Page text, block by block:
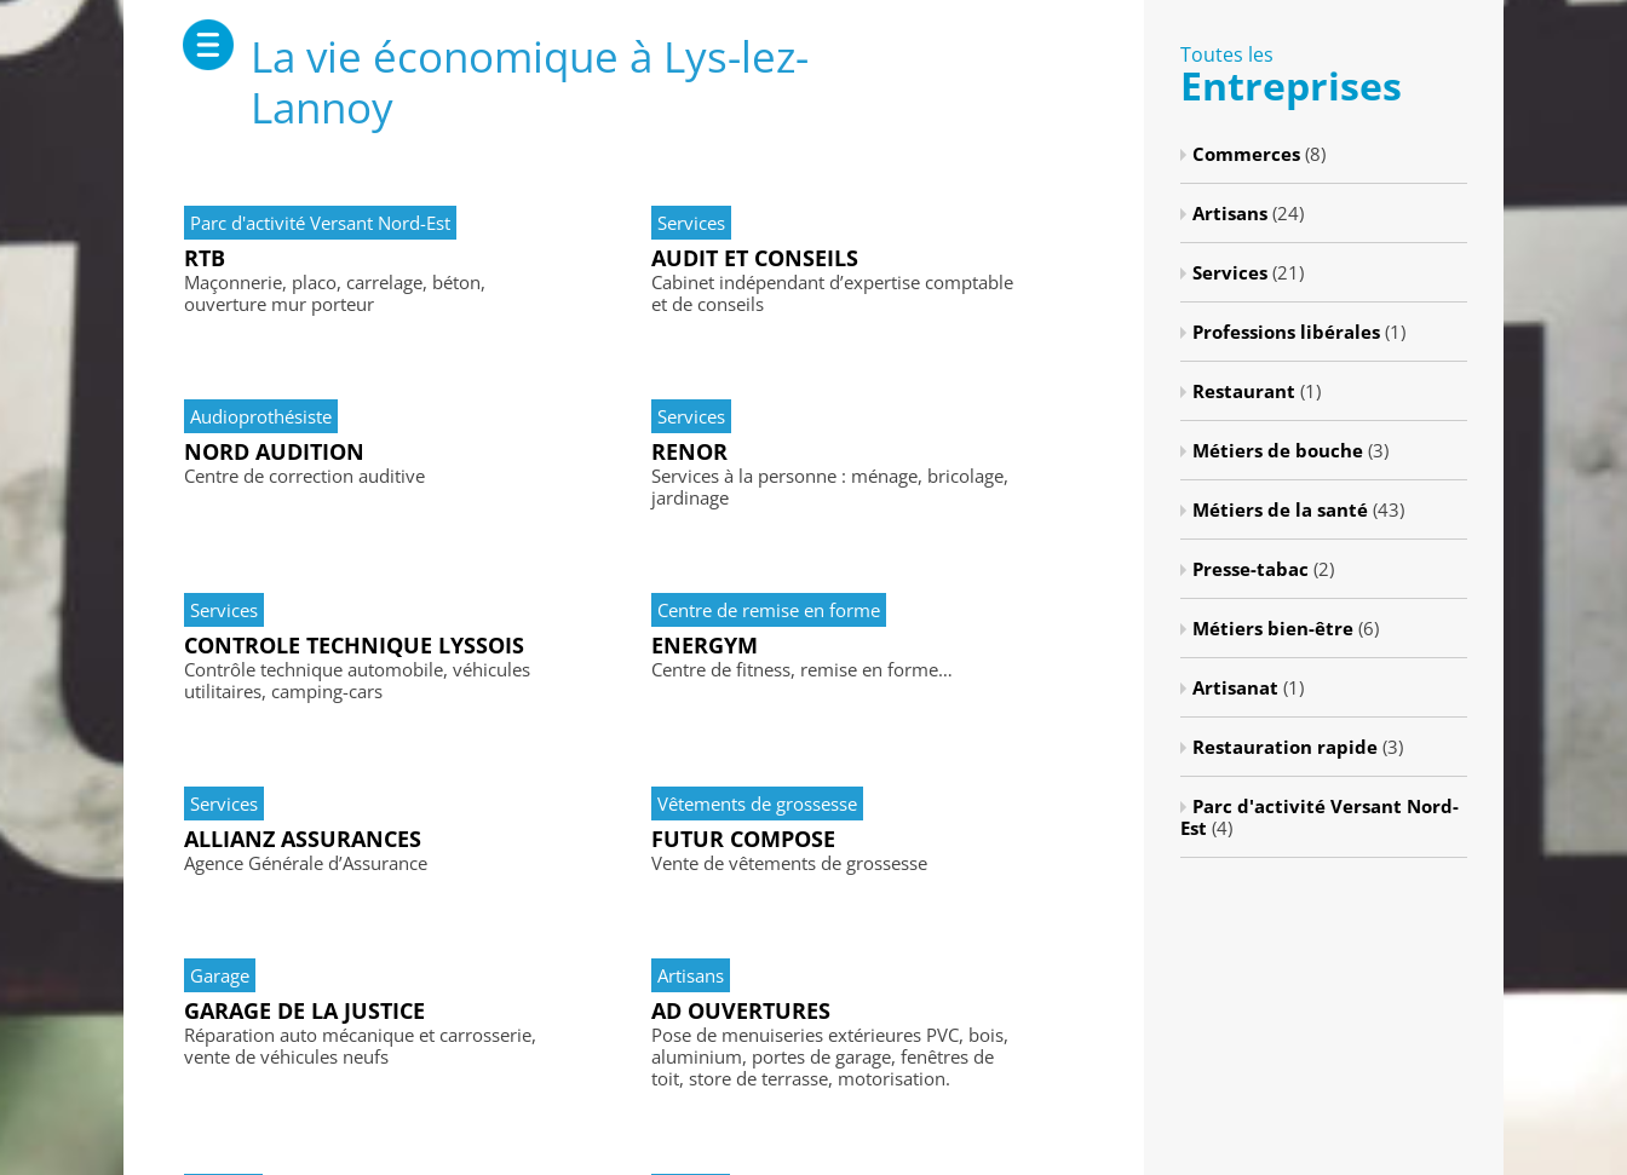
La vie économique à Lys-lez-
Lannoy
Parc d'activité Versant Nord-Est
RTB
Maçonnerie, placo, carrelage, béton,
ouverture mur porteur
Services
AUDIT ET CONSEILS
Cabinet indépendant d’expertise comptable
et de conseils
Audioprothésiste
NORD AUDITION
Centre de correction auditive
Services
RENOR
Services à la personne : ménage, bricolage,
jardinage
Services
CONTROLE TECHNIQUE LYSSOIS
Contrôle technique automobile, véhicules
utilitaires, camping-cars
Centre de remise en forme
ENERGYM
Centre de fitness, remise en forme…
Services
ALLIANZ ASSURANCES
Agence Générale d’Assurance
Vêtements de grossesse
FUTUR COMPOSE
Vente de vêtements de grossesse
Garage
GARAGE DE LA JUSTICE
Réparation auto mécanique et carrosserie,
vente de véhicules neufs
Artisans
AD OUVERTURES
Pose de menuiseries extérieures PVC, bois,
aluminium, portes de garage, fenêtres de
toit, store de terrasse, motorisation.
Toutes les
Entreprises
Commerces (8)
Artisans (24)
Services (21)
Professions libérales (1)
Restaurant (1)
Métiers de bouche (3)
Métiers de la santé (43)
Presse-tabac (2)
Métiers bien-être (6)
Artisanat (1)
Restauration rapide (3)
Parc d'activité Versant Nord-
Est (4)